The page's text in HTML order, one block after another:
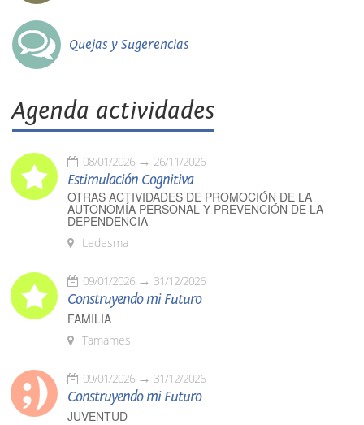
Quejas y Sugerencias
Agenda actividades
08/01/2026 26/11/2026
Estimulación Cognitiva
OTRAS ACTIVIDADES DE PROMOCIÓN DE LA
AUTONOMÍA PERSONAL Y PREVENCIÓN DE LA
DEPENDENCIA
Ledesma
09/01/2026 31/12/2026
Construyendo mi Futuro
FAMILIA
Tamames
09/01/2026 31/12/2026
Construyendo mi Futuro
JUVENTUD